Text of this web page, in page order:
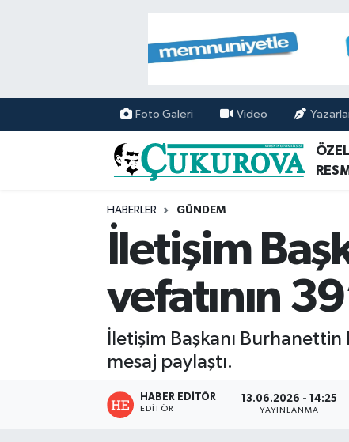
Foto Galeri Video
HABERLER GÜNDEM
İletişim
vefatının
İletişim Başkanı
mesaj paylaştı.
HABER EDITÖR
EDITÖR
13.06.2026 - 14:25
YAYINLANMA
Mersin Nöbetçi Eczaneler
Mersin Hava Durumu
Mersin Namaz Vakitleri
Mersin Trafik Yoğunluk Haritası
Süper Lig Puan Durumu ve Fikstür
Tüm Manşetler
Son Dakika Haberleri
Haber Arşivi